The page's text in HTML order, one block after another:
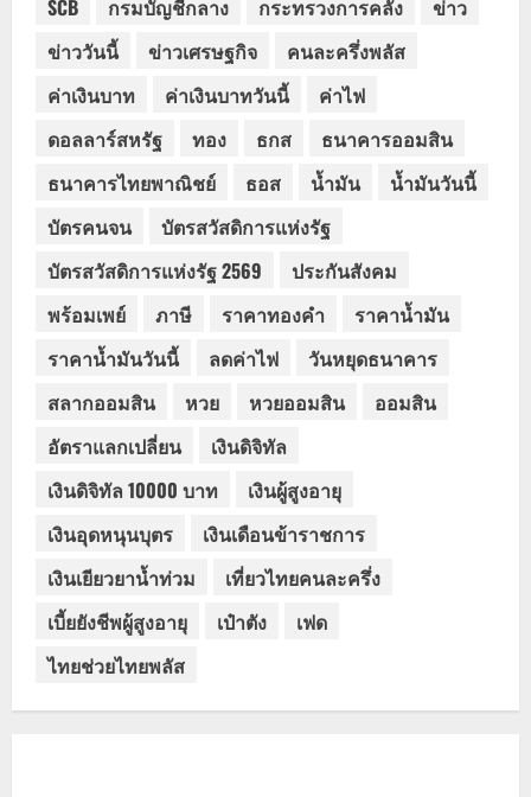
SCB กรมบัญชีกลาง กระทรวงการคลัง
ข่าว
ข่าววันนี้
ข่าวเศรษฐกิจ
คนละครึ่งพลัส
ค่าเงินบาท
ค่าเงินบาทวันนี้
ค่าไฟ
ดอลลาร์สหรัฐ
ทอง ธกส
ธนาคารออมสิน
ธนาคารไทยพาณิชย์
ธอส น้ำมัน
น้ำมันวันนี้
บัตรคนจน
บัตรสวัสดิการแห่งรัฐ
บัตรสวัสดิการแห่งรัฐ 2569
ประกันสังคม
พร้อมเพย์
ภาษี ราคาทองคำ
ราคาน้ำมัน
ราคาน้ำมันวันนี้
ลดค่าไฟ
วันหยุดธนาคาร
สลากออมสิน
หวย หวยออมสิน
ออมสิน
อัตราแลกเปลี่ยน
เงินดิจิทัล
เงินดิจิทัล 10000 บาท
เงินผู้สูงอายุ
เงินอุดหนุนบุตร
เงินเดือนข้าราชการ
เงินเยียวยาน้ำท่วม
เที่ยวไทยคนละครึ่ง
เบี้ยยังชีพผู้สูงอายุ
เป๋าตัง
เฟด
ไทยช่วยไทยพลัส